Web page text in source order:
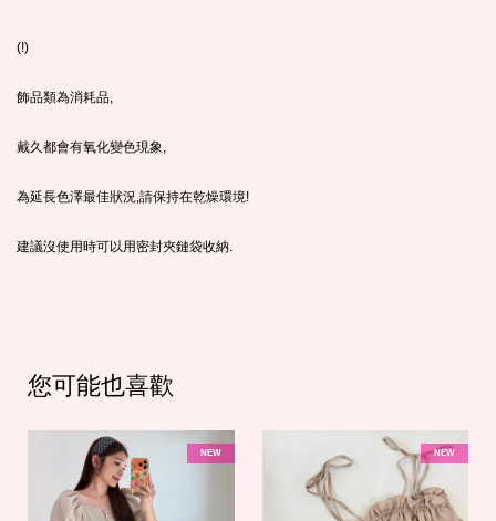
(!)
飾品類為消耗品,
戴久都會有氧化變色現象,
為延長色澤最佳狀況,請保持在乾燥環境!
建議沒使用時可以用密封夾鏈袋收納.
您可能也喜歡
NEW NEW